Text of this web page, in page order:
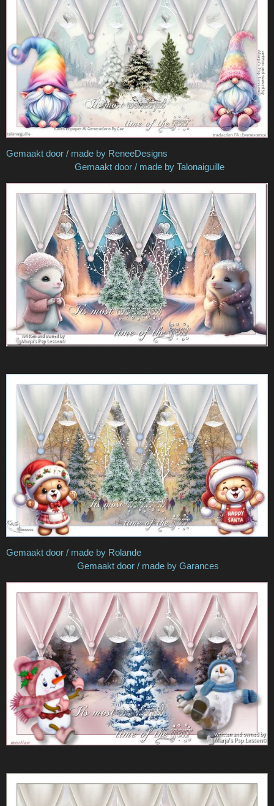
Gemaakt door / made by ReneeDesigns
Gemaakt door / made by Talonaiguille
Gemaakt door / made by Rolande
Gemaakt door / made by Garances